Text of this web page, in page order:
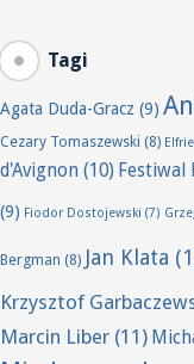
Tagi
Agata Duda-Gracz (9)
Cezary Tomaszewski (8)
d'Avignon (10) Festiwal
(9) Fiodor Dostojewski (7)
Bergman (8) Jan Klata
Krzysztof
Marcin Liber (11)